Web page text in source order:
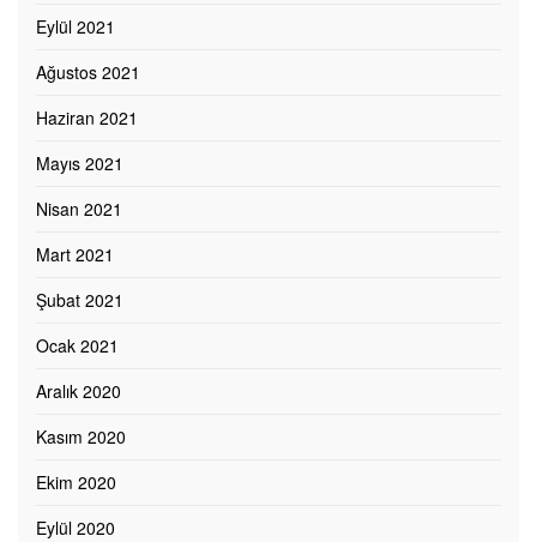
Eylül 2021
Ağustos 2021
Haziran 2021
Mayıs 2021
Nisan 2021
Mart 2021
Şubat 2021
Ocak 2021
Aralık 2020
Kasım 2020
Ekim 2020
Eylül 2020